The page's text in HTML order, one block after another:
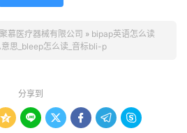
慕医疗器械有限公司 » bipap英语怎么读
思_bleep怎么读_音标bli-p
分享到
     